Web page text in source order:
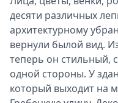
десяти различных
архитектурному
вернули былой вид.
теперь он стильный,
одной стороны. У
который выходит на